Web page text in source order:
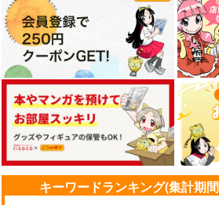
キーワードランキング(集計期